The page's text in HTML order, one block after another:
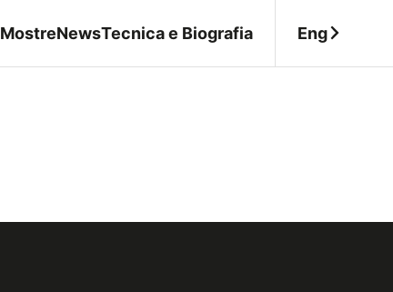
MostreNewsTecnica e Biografia Eng